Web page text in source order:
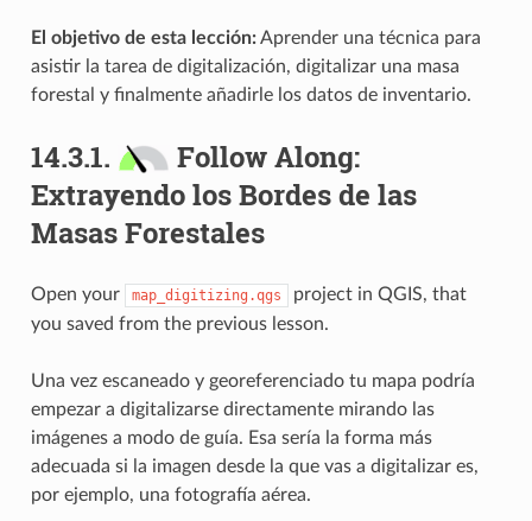
El objetivo de esta lección:Aprender una técnica para
asistir la tarea de digitalización, digitalizar una masa
forestal y finalmente añadirle los datos de inventario.
14.3.1.
Follow Along:
Extrayendo los Bordes de las
Masas Forestales
Open your map_digitizing.qgs
project in QGIS, that
you saved from the previous lesson.
Una vez escaneado y georeferenciado tu mapa podría
empezar a digitalizarse directamente mirando las
imágenes a modo de guía. Esa sería la forma más
adecuada si la imagen desde la que vas a digitalizar es,
por ejemplo, una fotografía aérea.